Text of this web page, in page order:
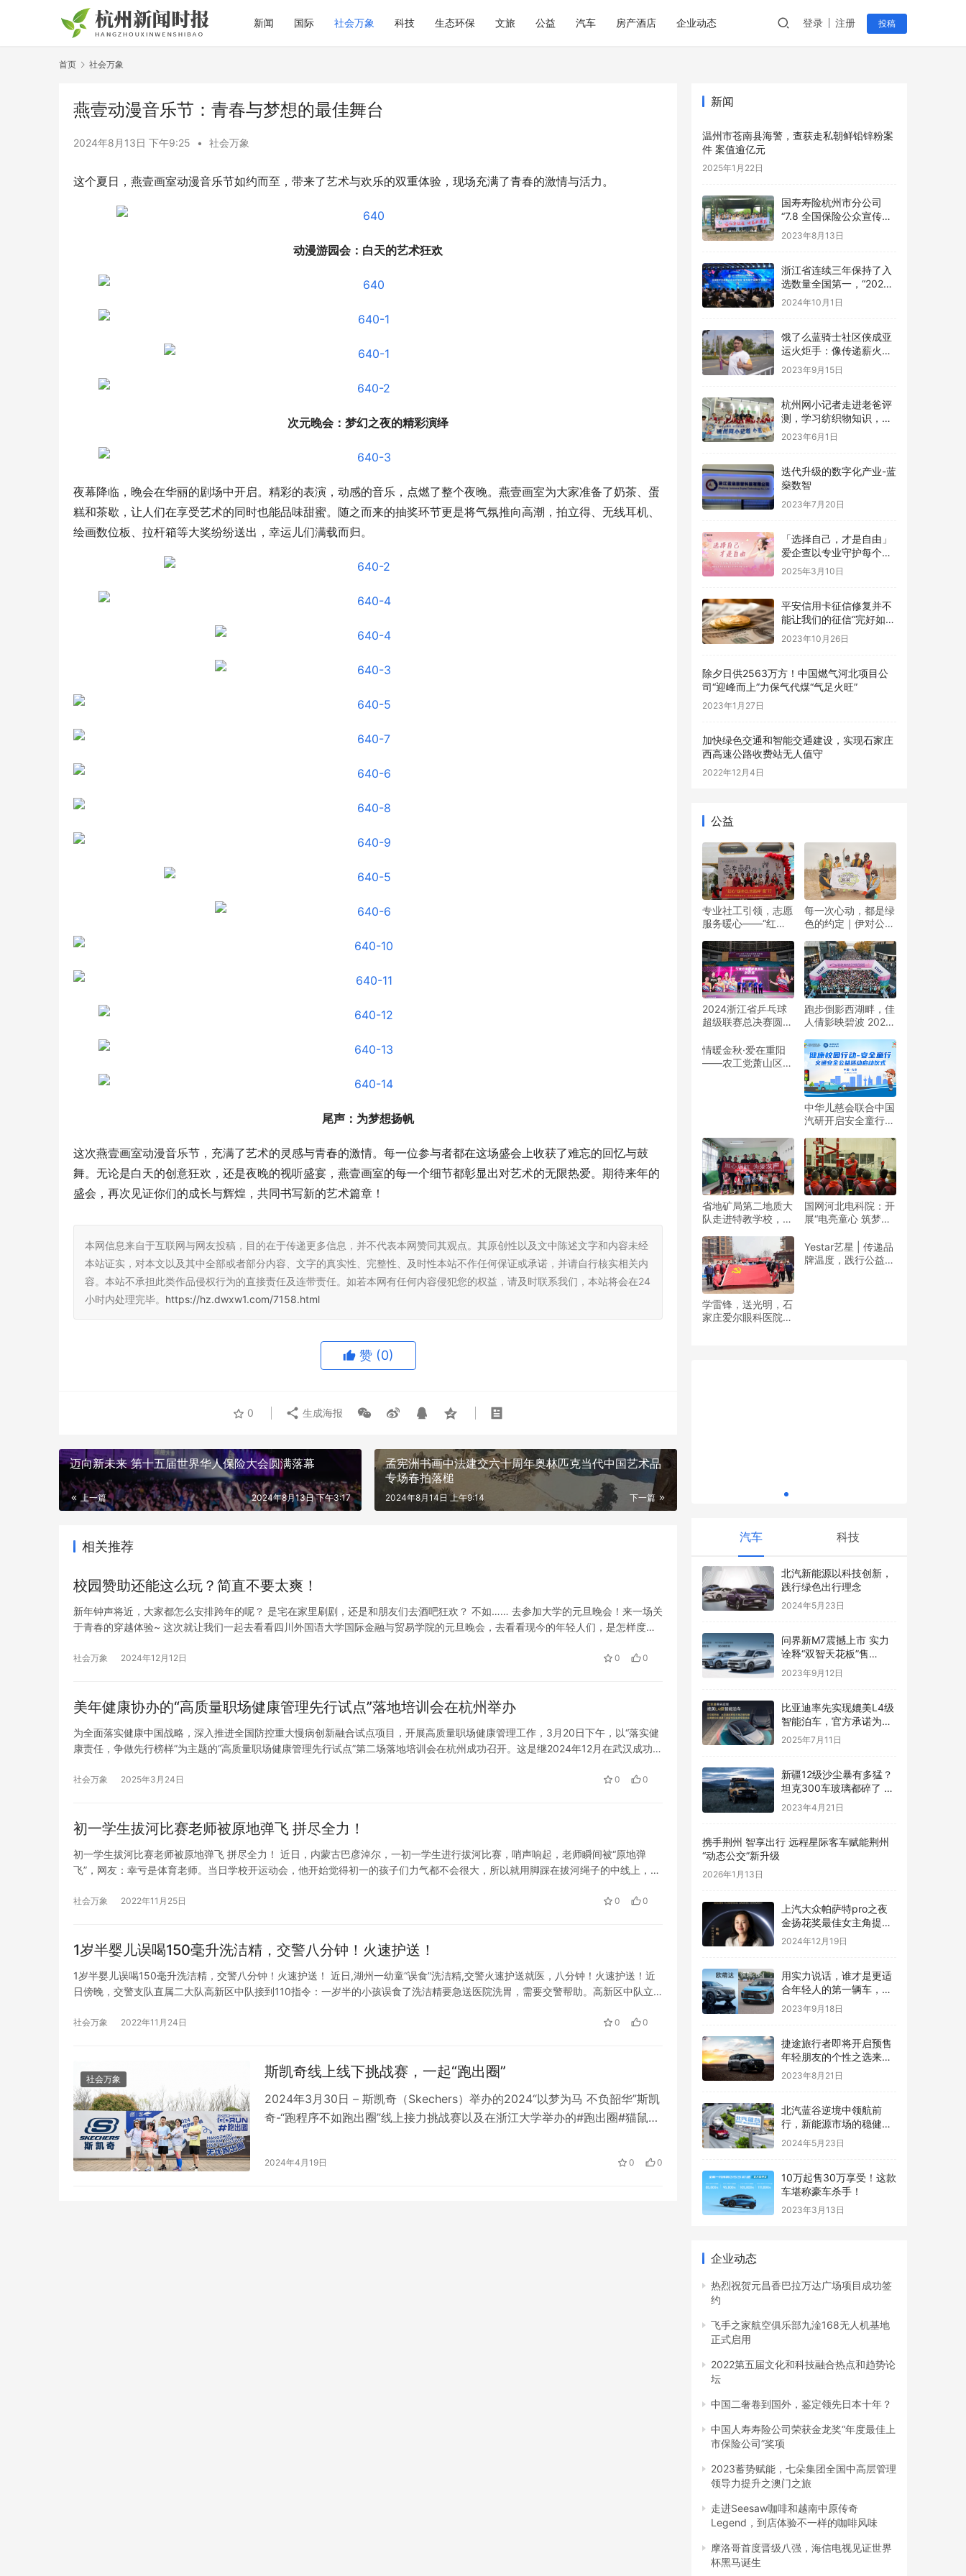
新闻 国际 社会万象 科技 生态环保 文旅 公益 汽车 房产酒店 企业动态 登录 注册 投稿
首页 社会万象
燕壹动漫音乐节：青春与梦想的最佳舞台
2024年8月13日 下午9:25 • 社会万象
这个夏日，燕壹画室动漫音乐节如约而至，带来了艺术与欢乐的双重体验，现场充满了青春的激情与活力。
动漫游园会：白天的艺术狂欢
次元晚会：梦幻之夜的精彩演绎
夜幕降临，晚会在华丽的剧场中开启。精彩的表演，动感的音乐，点燃了整个夜晚。燕壹画室为大家准备了奶茶、蛋
糕和茶歇，让人们在享受艺术的同时也能品味甜蜜。随之而来的抽奖环节更是将气氛推向高潮，拍立得、无线耳机、
绘画数位板、拉杆箱等大奖纷纷送出，幸运儿们满载而归。
尾声：为梦想扬帆
这次燕壹画室动漫音乐节，充满了艺术的灵感与青春的激情。每一位参与者都在这场盛会上收获了难忘的回忆与鼓
舞。无论是白天的创意狂欢，还是夜晚的视听盛宴，燕壹画室的每一个细节都彰显出对艺术的无限热爱。期待来年的
盛会，再次见证你们的成长与辉煌，共同书写新的艺术篇章！
本网信息来自于互联网与网友投稿，目的在于传递更多信息，并不代表本网赞同其观点。其原创性以及文中陈述文字和内容未经
本站证实，对本文以及其中全部或者部分内容、文字的真实性、完整性、及时性本站不作任何保证或承诺，并请自行核实相关内
容。本站不承担此类作品侵权行为的直接责任及连带责任。如若本网有任何内容侵犯您的权益，请及时联系我们，本站将会在24
小时内处理完毕。 https://hz.dwxw1.com/7158.html
赞 (0)
0 生成海报
迈向新未来 第十五届世界华人保险大会圆满落幕
上一篇 2024年8月13日 下午3:17
孟宪洲书画中法建交六十周年奥林匹克当代中国艺术品
专场春拍落槌
下一篇
2024年8月14日 上午9:14
相关推荐
校园赞助还能这么玩？简直不要太爽！
新年钟声将近，大家都怎么安排跨年的呢？ 是宅在家里刷剧，还是和朋友们去酒吧狂欢？ 不如…… 去参加大学的元旦晚会！来一场关
于青春的穿越体验~ 这次就让我们一起去看看四川外国语大学国际金融与贸易学院的元旦晚会，去看看现今的年轻人们，是怎样度过
化…
社会万象 2024年12月12日 0 0
美年健康协办的“高质量职场健康管理先行试点”落地培训会在杭州举办
为全面落实健康中国战略，深入推进全国防控重大慢病创新融合试点项目，开展高质量职场健康管理工作，3月20日下午，以“落实健
康责任，争做先行榜样”为主题的“高质量职场健康管理先行试点”第二场落地培训会在杭州成功召开。这是继2024年12月在武汉成功召
社会万象 2025年3月24日 0 0
初一学生拔河比赛老师被原地弹飞 拼尽全力！
初一学生拔河比赛老师被原地弹飞 拼尽全力！ 近日，内蒙古巴彦淖尔，一初一学生进行拔河比赛，哨声响起，老师瞬间被“原地弹
飞”，网友：幸亏是体育老师。当日学校开运动会，他开始觉得初一的孩子们力气都不会很大，所以就用脚踩在拔河绳子的中线上，没
的班…
社会万象 2022年11月25日 0 0
1岁半婴儿误喝150毫升洗洁精，交警八分钟！火速护送！
1岁半婴儿误喝150毫升洗洁精，交警八分钟！火速护送！ 近日,湖州一幼童“误食”洗洁精,交警火速护送就医，八分钟！火速护送！近
日傍晚，交警支队直属二大队高新区中队接到110指令：一岁半的小孩误食了洗洁精要急送医院洗胃，需要交警帮助。高新区中队立
社会万象 2022年11月24日 0 0
社会万象 斯凯奇线上线下挑战赛，一起“跑出圈”
2024年3月30日 – 斯凯奇（Skechers）举办的2024“以梦为马 不负韶华”斯凯
奇-“跑程序不如跑出圈”线上接力挑战赛以及在浙江大学举办的#跑出圈#猫鼠追
动爱好者提供更多挑战自我的平台，引领全民运动风潮。 斯凯奇与橙狮体育合
2024年4月19日 0 0
新闻
温州市苍南县海警，查获走私朝鲜铅锌粉案
件 案值逾亿元
2025年1月22日
国寿寿险杭州市分公司
“7.8 全国保险公众宣传日”
活动精彩纷呈
2023年8月13日
浙江省连续三年保持了入
选数量全国第一，“2024
数字贸易系列评选”在杭州
2024年10月1日
饿了么蓝骑士社区侠成亚
运火炬手：像传递薪火一
样传递好每份订单
2023年9月15日
杭州网小记者走进老爸评
测，学习纺织物知识，探
究感官秘密
2023年6月1日
迭代升级的数字化产业-蓝
燊数智
2023年7月20日
「选择自己，才是自由」
爱企查以专业守护每个选
择
2025年3月10日
平安信用卡征信修复并不
能让我们的征信“完好如
初”
2023年10月26日
除夕日供2563万方！中国燃气河北项目公
司“迎峰而上”力保气代煤“气足火旺”
2023年1月27日
加快绿色交通和智能交通建设，实现石家庄
西高速公路收费站无人值守
2022年12月4日
公益
专业社工引领，志愿
服务暖心——“红心”
每一次心动，都是绿
色的约定｜伊对公益
双向奔赴
2024浙江省乒乓球
超级联赛总决赛圆满
跑步倒影西湖畔，佳
人倩影映碧波 2024
靓丽开赛
情暖金秋·爱在重阳
——农工党萧山区基
中华儿慈会联合中国
汽研开启安全童行公
省地矿局第二地质大
队走进特教学校，暖
国网河北电科院：开
展“电亮童心 筑梦未
学雷锋，送光明，石
家庄爱尔眼科医院党
Yestar艺星 | 传递品
牌温度，践行公益之
这种病可能让血糖、血压失控！50岁以上慢
病人群要积极预防
Ⅱ级，海上作业人员船舶回港避险
茗视佳眼科：关于近视手术，你真的了解
吗？
汽车 科技
北汽新能源以科技创新，
践行绿色出行理念
2024年5月23日
问界新M7震撼上市 实力
诠释“双智天花板”售
24.98万起
2023年9月12日
比亚迪率先实现媲美L4级
智能泊车，官方承诺为安
全兜底
2025年7月11日
新疆12级沙尘暴有多猛？
坦克300车玻璃都碎了 有
车主被困10小时
2023年4月21日
携手荆州 智享出行 远程星际客车赋能荆州
“动态公交”新升级
2026年1月13日
上汽大众帕萨特pro之夜
金扬花奖最佳女主角提名
揭晓，五位女星闪耀银幕
2024年12月19日
用实力说话，谁才是更适
合年轻人的第一辆车，
2023款欧萌达对比2023
款缤越COOL
2023年9月18日
捷途旅行者即将开启预售
年轻朋友的个性之选来
了！
2023年8月21日
北汽蓝谷逆境中领航前
行，新能源市场的稳健舵
手
2024年5月23日
10万起售30万享受！这款
车堪称豪车杀手！
2023年3月13日
企业动态
热烈祝贺元昌香巴拉万达广场项目成功签
约
飞手之家航空俱乐部九淦168无人机基地
正式启用
2022第五届文化和科技融合热点和趋势论
坛
中国二奢卷到国外，鉴定领先日本十年？
中国人寿寿险公司荣获金龙奖“年度最佳上
市保险公司”奖项
2023蓄势赋能，七朵集团全国中高层管理
领导力提升之澳门之旅
走进Seesaw咖啡和越南中原传奇
Legend，到店体验不一样的咖啡风味
摩洛哥首度晋级八强，海信电视见证世界
杯黑马诞生